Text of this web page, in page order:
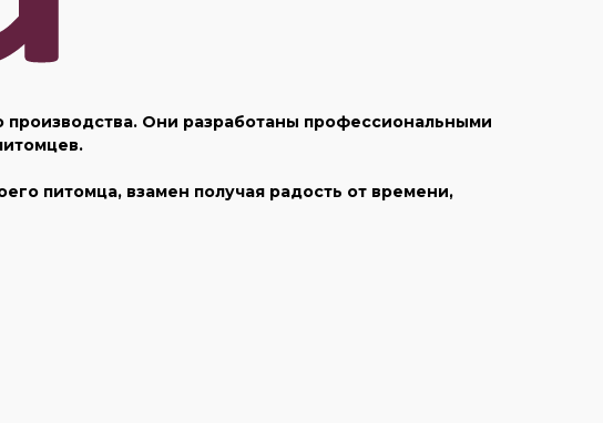
производства. Они разработаны профессиональными
питомца, взамен получая радость от времени,